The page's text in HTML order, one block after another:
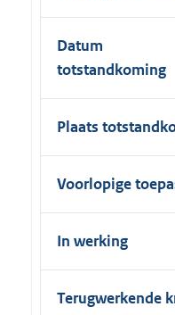
Datum
totstandkoming
Plaats
Voorlopige
In werking
Terugwerkende